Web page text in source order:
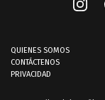
QUIENES SOMOS
CONTÁCTENOS
PRIVACIDAD